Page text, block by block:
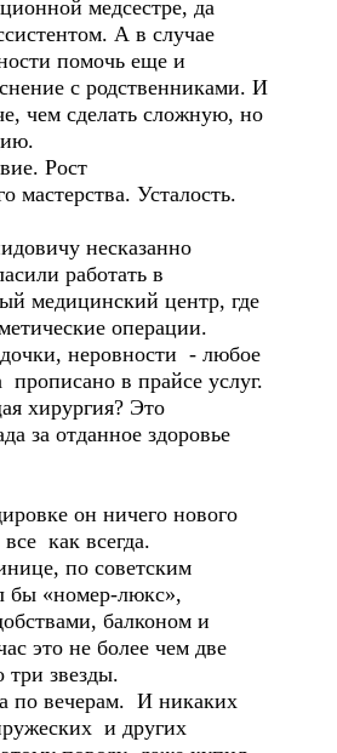
медсестре, да
А в случае
помочь еще и
с родственниками. И
чем сделать сложную, но
Рост
мастерства. Усталость.
несказанно
работать в
медицинский центр, где
операции.
неровности - любое
в прайсе услуг.
хирургия? Это
за отданное здоровье
он ничего нового
как всегда.
по советским
бы «номер-люкс»,
балконом и
это не более чем две
три звезды.
по вечерам. И никаких
и других